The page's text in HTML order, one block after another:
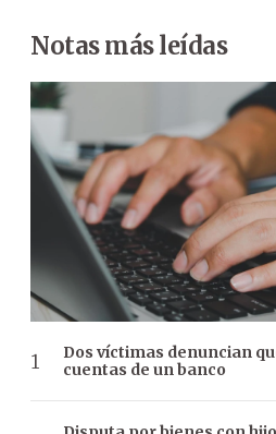
Notas más leídas
Dos víctimas denuncian
cuentas de un banco